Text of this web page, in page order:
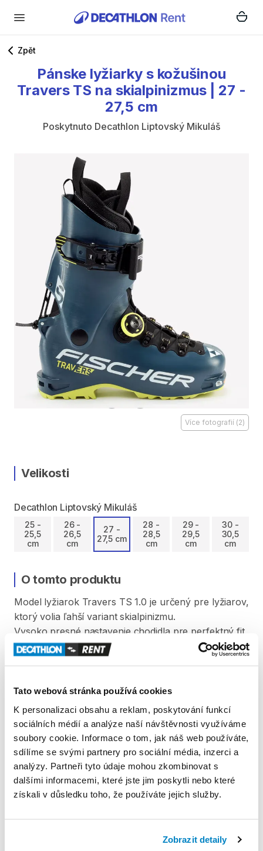
Tato webová stránka používá cookies
K personalizaci obsahu a reklam, poskytování funkcí
sociálních médií a analýze naší návštěvnosti využíváme
soubory cookie. Informace o tom, jak náš web používáte,
sdílíme se svými partnery pro sociální média, inzerci a
analýzy. Partneři tyto údaje mohou zkombinovat s
dalšími informacemi, které jste jim poskytli nebo které
získali v důsledku toho, že používáte jejich služby.
Zobrazit detaily
Zpět
Pánske lyžiarky s kožušinou
Travers TS na skialpinizmus 27 -
27​,​5 cm
Poskytnuto Decathlon Liptovský Mikuláš
Více fotografií (2)
Velikosti
Decathlon Liptovský Mikuláš
25 -
25,5
cm
26 -
26,5
cm
27 -
27,5 cm
28 -
28,5
cm
29 -
29,5
cm
30 -
30,5
cm
O tomto produktu
Model lyžiarok Travers TS 1.0 je určený pre lyžiarov​,​
ktorý volia ľahší variant skialpinizmu.
Vysoko presné nastavenie chodidla pre perfektný fit
vďaka systému BOA®
kladkám.
Obuv vhodná na stredné
Dĺžka podrážky lyžiarky
25
276
mm.
5 = 286
mm.
27​,​5 = 296 mm.
28​,​5 = 306 mm.
29​,​5 = 316 mm.
30​,​5 = 326 mm.